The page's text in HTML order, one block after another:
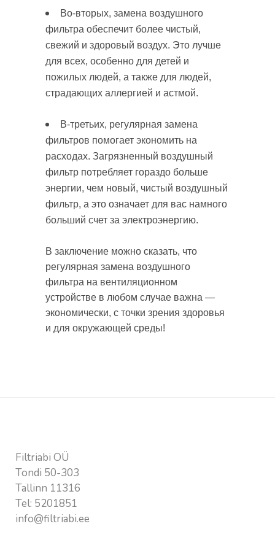
Во-вторых, замена воздушного
фильтра обеспечит более чистый,
свежий и здоровый воздух. Это лучше
для всех, особенно для детей и
пожилых людей, а также для людей,
страдающих аллергией и астмой.
В-третьих, регулярная замена
фильтров помогает экономить на
расходах. Загрязненный воздушный
фильтр потребляет гораздо больше
энергии, чем новый, чистый воздушный
фильтр, а это означает для вас намного
больший счет за электроэнергию.
В заключение можно сказать, что
регулярная замена воздушного
фильтра на вентиляционном
устройстве в любом случае важна —
экономически, с точки зрения здоровья
и для окружающей среды!
Filtriabi OÜ
Tondi 50-303
Tallinn 11316
Tel: 5201851
info@filtriabi.ee